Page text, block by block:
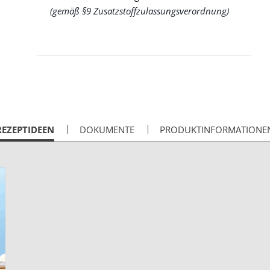
(gemäß §9 Zusatzstoffzulassungsverordnung)
DOKUMENTE